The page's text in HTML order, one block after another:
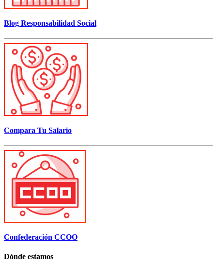
Blog Responsabilidad Social
Compara Tu Salario
Confederación CCOO
Dónde estamos